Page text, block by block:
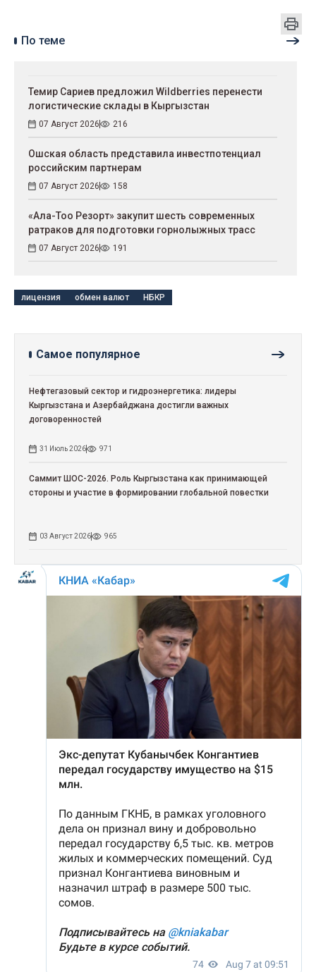
По теме
Темир Сариев предложил Wildberries перенести
логистические склады в Кыргызстан
07 Август 2026 216
Ошская область представила инвестпотенциал
российским партнерам
07 Август 2026 158
«Ала-Тоо Резорт» закупит шесть современных
ратраков для подготовки горнолыжных трасс
07 Август 2026 191
лицензия обмен валют НБКР
Самое популярное
Нефтегазовый сектор и гидроэнергетика: лидеры
Кыргызстана и Азербайджана достигли важных
договоренностей
31 Июль 2026 971
Саммит ШОС-2026. Роль Кыргызстана как принимающей
стороны и участие в формировании глобальной повестки
03 Август 2026 965